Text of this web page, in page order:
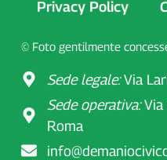
Privacy Policy
© Foto gentilmente
Sede legale:Via
Sede operativa:Via
Roma